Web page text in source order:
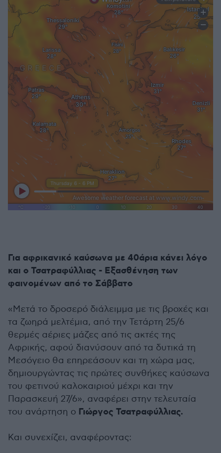
Για αφρικανικό καύσωνα με 40άρια κάνει λόγο
και ο Τσατραφύλλιας - Εξασθένηση των
φαινομένων από το Σάββατο
«Μετά το δροσερό διάλειμμα με τις βροχές και
τα ζωηρά μελτέμια, από την Τετάρτη 25/6
θερμές αέριες μάζες από τις ακτές της
Αφρικής, αφού διανύσουν από τα δυτικά τη
Μεσόγειο θα επηρεάσουν και τη χώρα μας,
δημιουργώντας τις πρώτες συνθήκες καύσωνα
του φετινού καλοκαιριού μέχρι και την
Παρασκευή 27/6», αναφέρει στην τελευταία
του ανάρτηση ο Γιώργος Τσατραφύλλιας.
Και συνεχίζει, αναφέροντας: